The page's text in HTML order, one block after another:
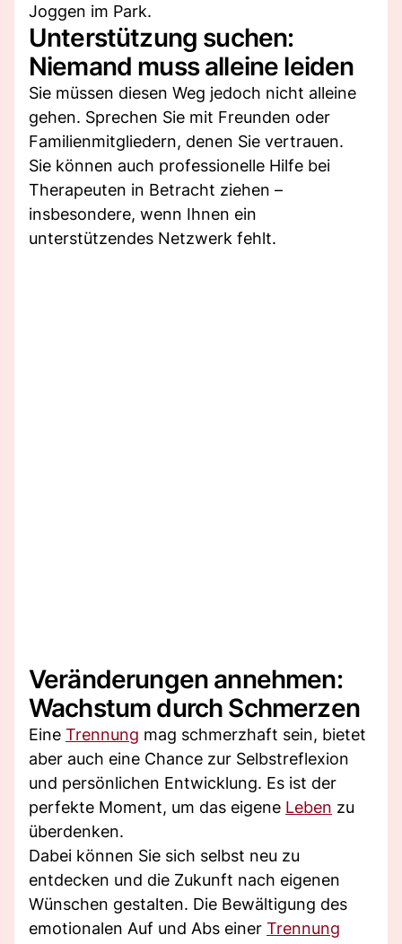
Joggen im Park.
Unterstützung suchen:
Niemand muss alleine leiden
Sie müssen diesen Weg jedoch nicht alleine
gehen. Sprechen Sie mit Freunden oder
Familienmitgliedern, denen Sie vertrauen.
Sie können auch professionelle Hilfe bei
Therapeuten in Betracht ziehen –
insbesondere, wenn Ihnen ein
unterstützendes Netzwerk fehlt.
Veränderungen annehmen:
Wachstum durch Schmerzen
Eine Trennung mag schmerzhaft sein, bietet
aber auch eine Chance zur Selbstreflexion
und persönlichen Entwicklung. Es ist der
perfekte Moment, um das eigene Leben zu
überdenken.
Dabei können Sie sich selbst neu zu
entdecken und die Zukunft nach eigenen
Wünschen gestalten. Die Bewältigung des
emotionalen Auf und Abs einer Trennung